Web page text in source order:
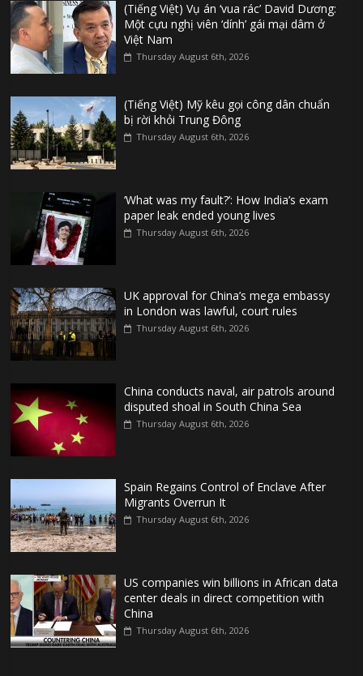
(Tiếng Việt) Vụ án ‘vua rác’ David Dương:
Một cựu nghị viên ‘dính’ gái mại dâm ở
Việt Nam
Thursday August 6th, 2026
(Tiếng Việt) Mỹ kêu gọi công dân chuẩn
bị rời khỏi Trung Đông
Thursday August 6th, 2026
‘What was my fault?’: How India’s exam
paper leak ended young lives
Thursday August 6th, 2026
UK approval for China’s mega embassy
in London was lawful, court rules
Thursday August 6th, 2026
China conducts naval, air patrols around
disputed shoal in South China Sea
Thursday August 6th, 2026
Spain Regains Control of Enclave After
Migrants Overrun It
Thursday August 6th, 2026
US companies win billions in African data
center deals in direct competition with
China
Thursday August 6th, 2026